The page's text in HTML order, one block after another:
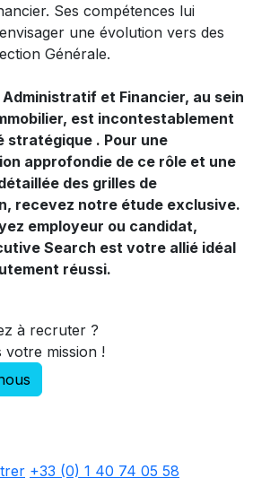
Ses compétences lui
une évolution vers des
Générale.
et Financier, au sein
est incontestablement
stratégique . Pour une
approfondie de ce rôle et une
des grilles de
recevez notre étude exclusive.
employeur ou candidat,
Search est votre allié idéal
réussi.
à recruter ?
mission !
+33 (0) 1 40 74 05 58